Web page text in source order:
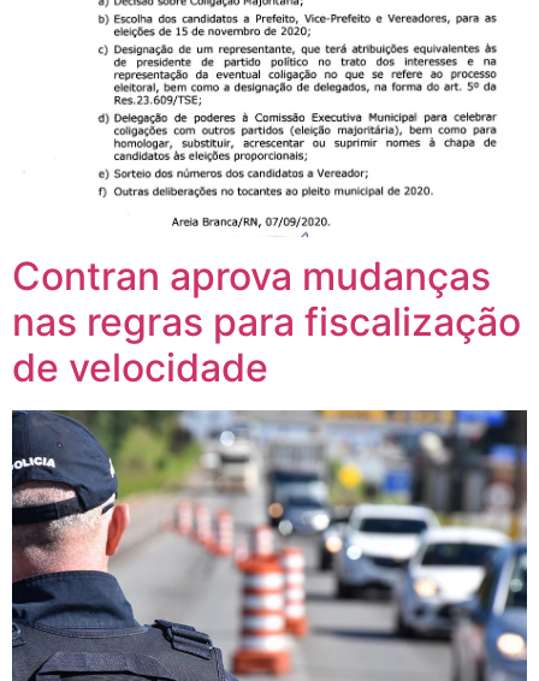
Contran aprova mudanças
nas regras para fiscalização
de velocidade